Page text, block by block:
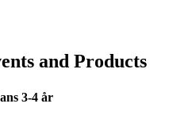
and Products
3-4 år